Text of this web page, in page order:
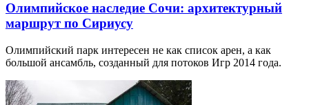
Олимпийское наследие Сочи: архитектурный
маршрут по Сириусу
Олимпийский парк интересен не как список арен, а как
большой ансамбль, созданный для потоков Игр 2014 года.